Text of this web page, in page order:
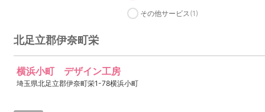
その他サービス(1)
北足立郡伊奈町栄
横浜小町 デザイン工房
埼玉県北足立郡伊奈町栄1-78横浜小町